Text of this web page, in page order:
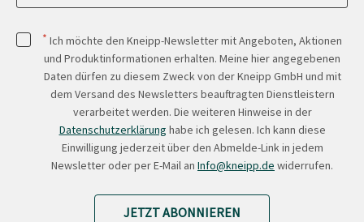
* Ich möchte den Kneipp-Newsletter mit Angeboten, Aktionen
und Produktinformationen erhalten. Meine hier angegebenen
Daten dürfen zu diesem Zweck von der Kneipp GmbH und mit
dem Versand des Newsletters beauftragten Dienstleistern
verarbeitet werden. Die weiteren Hinweise in der
Datenschutzerklärung habe ich gelesen. Ich kann diese
Einwilligung jederzeit über den Abmelde-Link in jedem
Newsletter oder per E-Mail an Info@kneipp.de widerrufen.
JETZT ABONNIEREN